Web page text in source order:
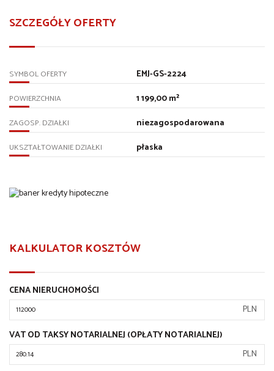
SZCZEGÓŁY OFERTY
SYMBOL OFERTY EMJ-GS-2224
POWIERZCHNIA 1 199,00 m²
ZAGOSP. DZIAŁKI niezagospodarowana
UKSZTAŁTOWANIE DZIAŁKI płaska
KALKULATOR KOSZTÓW
CENA NIERUCHOMOŚCI
PLN
VAT OD TAKSY NOTARIALNEJ (OPŁATY NOTARIALNEJ)
PLN